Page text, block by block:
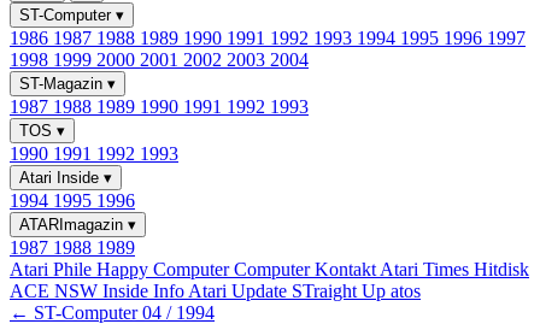
ST-Computer ▾
1986 1987 1988 1989 1990 1991 1992 1993 1994 1995 1996 1997
1998 1999 2000 2001 2002 2003 2004
ST-Magazin ▾
1987 1988 1989 1990 1991 1992 1993
TOS ▾
1990 1991 1992 1993
Atari Inside ▾
1994 1995 1996
ATARImagazin ▾
1987 1988 1989
Atari Phile Happy ComputerComputer Kontakt Atari Times Hitdisk
ACE NSW Inside Info Atari Update STraight Up atos
← ST-Computer 04 / 1994